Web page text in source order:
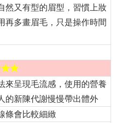
然又有型的眉型，習慣上妝
再多畫眉毛，只是操作時間
來呈現毛流感，使用的營養
的新陳代謝慢慢帶出體外
條會比較細緻